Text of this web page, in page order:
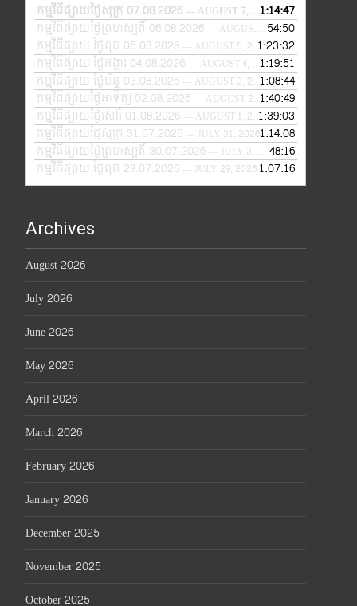
កម្មវិធីផ្សាយថ្ងៃសុក្រ 07.08.2026— AUGUST 7, 2026
1:14:47
កម្មវិធីផ្សាយថ្ងៃព្រហស្បតិ៍ 06.08.2026
— AUGUST 6, 2026
54:50
កម្មវិធីផ្សាយ ថ្ងៃពុធ 05.08.2026
— AUGUST 5, 2026 1:23:32
កម្មវិធីផ្សាយ ថ្ងៃអង្គារ 04.08.2026
— AUGUST 4, 2026
1:19:51
កម្មវិធីផ្សាយ ថ្ងៃច័ន្ទ 03.08.2026
— AUGUST 3, 2026 1:08:44
កម្មវិធីផ្សាយថ្ងៃអាទិត្យ 02.08.2026
— AUGUST 2, 2026 1:40:49
កម្មវិធីផ្សាយថ្ងៃសៅរ៍ 01.08.2026
— AUGUST 1, 2026 1:39:03
កម្មវិធីផ្សាយថ្ងៃសុក្រ 31.07.2026
— JULY 31, 20261:14:08
កម្មវិធីផ្សាយថ្ងៃព្រហស្បតិ៍ 30.07.2026
— JULY 30, 2026
48:16
កម្មវិធីផ្សាយ ថ្ងៃពុធ 29.07.2026
— JULY 29, 20261:07:16
Archives
August 2026
July 2026
June 2026
May 2026
April 2026
March 2026
February 2026
January 2026
December 2025
November 2025
October 2025